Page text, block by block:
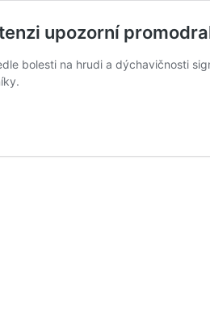
upozorní
bolesti na hrudi a dýchavičnosti